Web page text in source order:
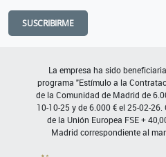
SUSCRIBIRME
La empresa ha sido
programa "Estímulo a la
de la Comunidad de Madrid de
10-10-25 y de 6.000 € el 25-02-
de la Unión Europea FSE +
Madrid correspondiente al